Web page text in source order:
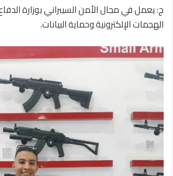
ج: يعمل في مجال الأمن السيبراني بوزارة
الهجمات الإلكترونية وحماية البيانات.